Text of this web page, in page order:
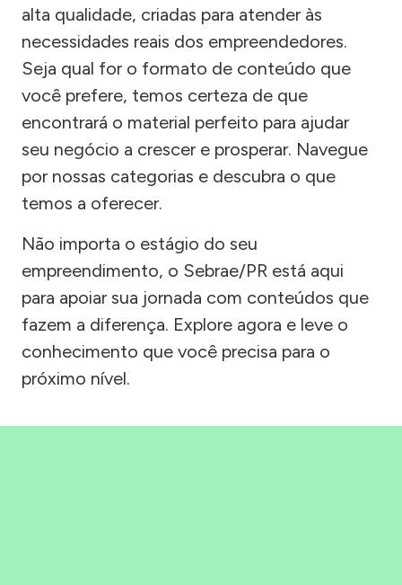
alta qualidade, criadas para atender às
necessidades reais dos empreendedores.
Seja qual for o formato de conteúdo que
você prefere, temos certeza de que
encontrará o material perfeito para ajudar
seu negócio a crescer e prosperar. Navegue
por nossas categorias e descubra o que
temos a oferecer.
Não importa o estágio do seu
empreendimento, o Sebrae/PR está aqui
para apoiar sua jornada com conteúdos que
fazem a diferença. Explore agora e leve o
conhecimento que você precisa para o
próximo nível.